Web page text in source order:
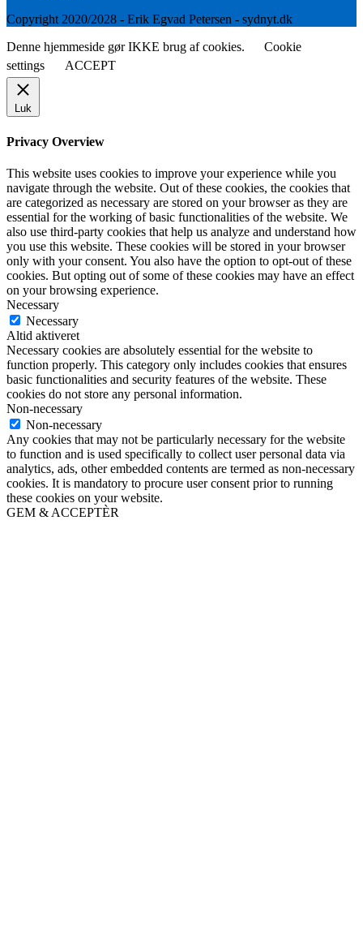
Copyright 2020/2028 - Erik Egvad Petersen - sydnyt.dk
Denne hjemmeside gør IKKE brug af cookies.
Cookie
settings
ACCEPT
Luk
Privacy Overview
This website uses cookies to improve your experience while you
navigate through the website. Out of these cookies, the cookies that
are categorized as necessary are stored on your browser as they are
essential for the working of basic functionalities of the website. We
also use third-party cookies that help us analyze and understand how
you use this website. These cookies will be stored in your browser
only with your consent. You also have the option to opt-out of these
cookies. But opting out of some of these cookies may have an effect
on your browsing experience.
Necessary
Necessary
Altid aktiveret
Necessary cookies are absolutely essential for the website to
function properly. This category only includes cookies that ensures
basic functionalities and security features of the website. These
cookies do not store any personal information.
Non-necessary
Non-necessary
Any cookies that may not be particularly necessary for the website
to function and is used specifically to collect user personal data via
analytics, ads, other embedded contents are termed as non-necessary
cookies. It is mandatory to procure user consent prior to running
these cookies on your website.
GEM & ACCEPTÈR